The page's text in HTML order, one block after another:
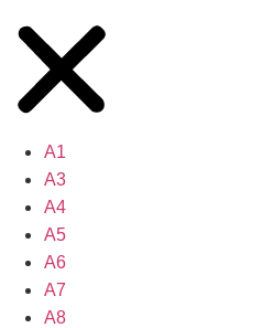
A1
A3
A4
A5
A6
A7
A8